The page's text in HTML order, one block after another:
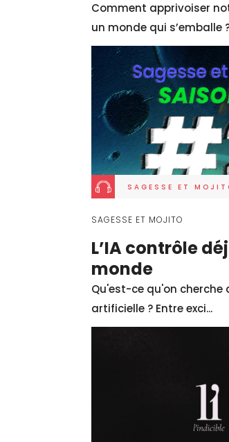
Comment apprivoiser
un monde qui s’emballe
SAGESSE ET
SAGESSE ET MOJITO
L’IA contrôle
monde
Qu'est-ce qu'on cherche
artificielle ? Entre exci...